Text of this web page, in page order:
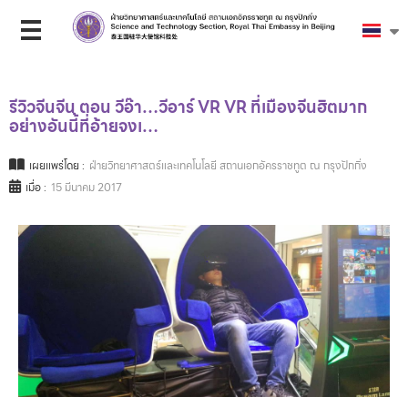
รีวิวจีนจีน ตอน วีอ๊า…วีอาร์ VR VR ที่เมืองจีนฮิตมาก
อย่างอันนี้ที่อ้ายจงเ…
เผยแพร่โดย : ฝ่ายวิทยาศาสตร์และเทคโนโลยี สถานเอกอัครราชทูต ณ กรุงปักกิ่ง
เมื่อ : 15 มีนาคม 2017